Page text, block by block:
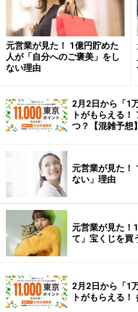
思います。
まず、収入と支出をしっか
方をきちんと押さえること
的なものを付けて、我が家は
あれば削っても大丈夫か」
さい。どうしても削れない部
次に、削減効果の大きい「
してみてください。通信費
SIMに切り替えるだけで、
ことができます。保険料に
得たい場合、終身保険や養
ますが、掛け捨ての保険で
す。また、医療保険に関し
方もいらっしゃいますが、
えてみましょう。
元営業が見た！ 1億円貯めた
人が「自分へのご褒美」をし
ない理由
2月2日から「1
トがもらえる
つ？【混雑予想】
元営業が見た！
ない」理由
元営業が見た！
て」宝くじを買
2月2日から「1
トがもらえる！